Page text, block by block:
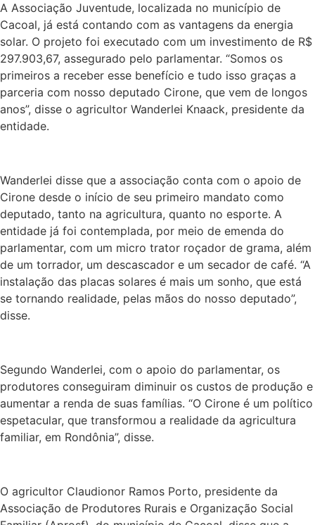
A Associação Juventude, localizada no município de
Cacoal, já está contando com as vantagens da energia
solar. O projeto foi executado com um investimento de R$
297.903,67, assegurado pelo parlamentar. “Somos os
primeiros a receber esse benefício e tudo isso graças a
parceria com nosso deputado Cirone, que vem de longos
anos”, disse o agricultor Wanderlei Knaack, presidente da
entidade.
Wanderlei disse que a associação conta com o apoio de
Cirone desde o início de seu primeiro mandato como
deputado, tanto na agricultura, quanto no esporte. A
entidade já foi contemplada, por meio de emenda do
parlamentar, com um micro trator roçador de grama, além
de um torrador, um descascador e um secador de café. “A
instalação das placas solares é mais um sonho, que está
se tornando realidade, pelas mãos do nosso deputado”,
disse.
Segundo Wanderlei, com o apoio do parlamentar, os
produtores conseguiram diminuir os custos de produção e
aumentar a renda de suas famílias. “O Cirone é um político
espetacular, que transformou a realidade da agricultura
familiar, em Rondônia”, disse.
O agricultor Claudionor Ramos Porto, presidente da
Associação de Produtores Rurais e Organização Social